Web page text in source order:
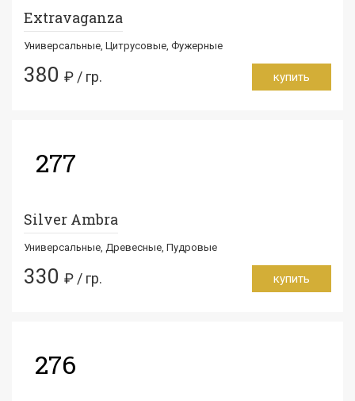
Extravaganza
Универсальные, Цитрусовые, Фужерные
380 ₽ / гр. купить
277
Silver Ambra
Универсальные, Древесные, Пудровые
330 ₽ / гр. купить
276